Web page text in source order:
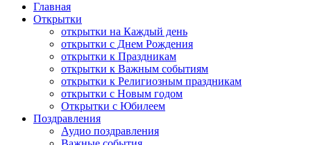
Главная
Открытки
открытки на Каждый день
открытки с Днем Рождения
открытки к Праздникам
открытки к Важным событиям
открытки к Религиозным праздникам
открытки с Новым годом
Открытки с Юбилеем
Поздравления
Аудио поздравления